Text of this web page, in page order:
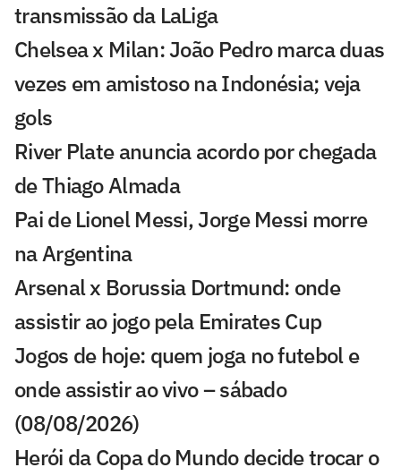
transmissão da LaLiga
Chelsea x Milan: João Pedro marca duas
vezes em amistoso na Indonésia; veja
gols
River Plate anuncia acordo por chegada
de Thiago Almada
Pai de Lionel Messi, Jorge Messi morre
na Argentina
Arsenal x Borussia Dortmund: onde
assistir ao jogo pela Emirates Cup
Jogos de hoje: quem joga no futebol e
onde assistir ao vivo – sábado
(08/08/2026)
Herói da Copa do Mundo decide trocar o